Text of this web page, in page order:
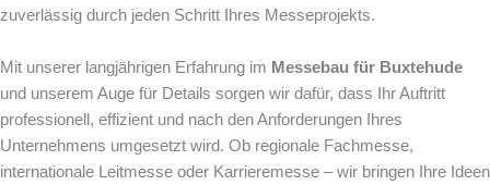
zuverlässig durch jeden Schritt Ihres Messeprojekts.
Mit unserer langjährigen Erfahrung im Messebau für Buxtehude
und unserem Auge für Details sorgen wir dafür, dass Ihr Auftritt
professionell, effizient und nach den Anforderungen Ihres
Unternehmens umgesetzt wird. Ob regionale Fachmesse,
internationale Leitmesse oder Karrieremesse – wir bringen Ihre Ideen